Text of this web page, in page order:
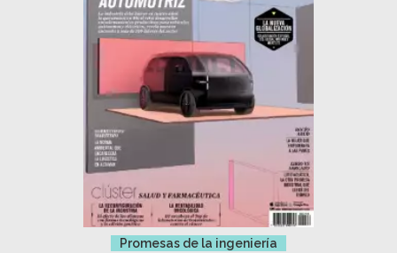
Promesas de la ingeniería